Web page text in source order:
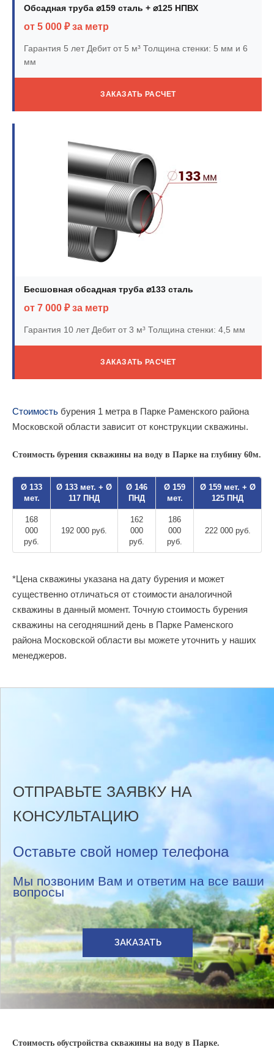
Обсадная труба ⌀159 сталь + ⌀125 НПВХ
от 5 000 ₽ за метр
Гарантия 5 летДебит от 5 м³ Толщина стенки: 5 мм и 6
мм
ЗАКАЗАТЬ РАСЧЕТ
Бесшовная обсадная труба ⌀133 сталь
от 7 000 ₽ за метр
Гарантия 10 летДебит от 3 м³ Толщина стенки: 4,5 мм
ЗАКАЗАТЬ РАСЧЕТ
Стоимость бурения 1 метра в Парке Раменского района
Московской области зависит от конструкции скважины.
Стоимость бурения скважины на воду в Парке на глубину 60м.
Ø 133
мет.
Ø 133 мет. + Ø
117 ПНД
Ø 146
ПНД
Ø 159
мет.
Ø 159 мет. + Ø
125 ПНД
168
000
руб.
192 000 руб.
162
000
руб.
186
000
руб.
222 000 руб.
*Цена скважины указана на дату бурения и может
существенно отличаться от стоимости аналогичной
скважины в данный момент. Точную стоимость бурения
скважины на сегодняшний день в Парке Раменского
района Московской области вы можете уточнить у наших
менеджеров.
ОТПРАВЬТЕ ЗАЯВКУ НА
КОНСУЛЬТАЦИЮ
Оставьте свой номер телефона
Мы позвоним Вам и ответим на все ваши
вопросы
ЗАКАЗАТЬ
Стоимость обустройства скважины на воду в Парке.